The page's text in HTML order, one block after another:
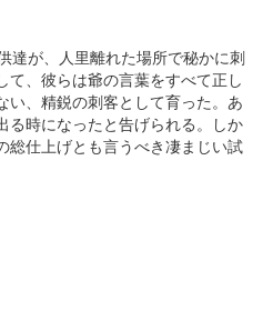
達が、人里離れた場所で秘かに刺
て、彼らは爺の言葉をすべて正し
い、精鋭の刺客として育った。あ
る時になったと告げられる。しか
総仕上げとも言うべき凄まじい試